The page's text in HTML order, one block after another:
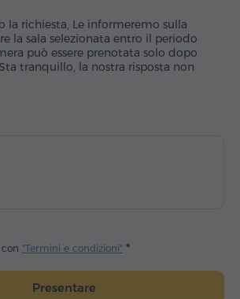
la richiesta, Le informeremo sulla
la sala selezionata entro il periodo
può essere prenotata solo dopo
tranquillo, la nostra risposta non
"Termini e condizioni"
Presentare